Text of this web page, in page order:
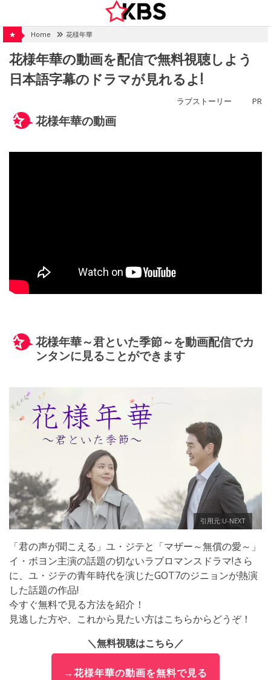
content
★ Home 花様年華
花様年華の動画を配信で無料視聴しよう
日本語字幕のドラマが見れるよ!
ラブストーリー PR
花様年華の動画
花様年華～君といた季節～を動画配信でカ
ンタンに見ることができます
引用元:U-NEXT
「君の声が聞こえる」ユ・ジテと「マザー～無償の愛～」
イ・ボヨン主演の話題の切ないラブロマンスドラマ!さら
に、ユ・ジテの青年時代を演じたGOT7のジニョンが熱演
した話題の作品!
今すぐ無料で見る方法を紹介！
見逃した方や、これから見たい方はこちらからどうぞ！
＼無料視聴はこちら／
→花様年華の動画を無料で見る